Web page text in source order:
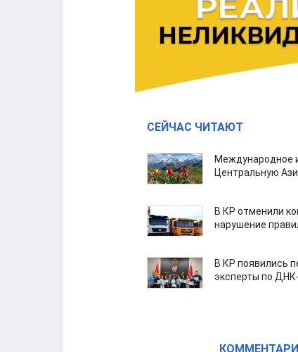
СЕЙЧАС ЧИТАЮТ
Международное
Центральную
В КР отменили
нарушение
В КР появились
эксперты по